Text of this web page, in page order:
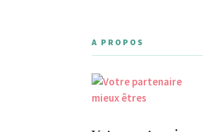
A PROPOS